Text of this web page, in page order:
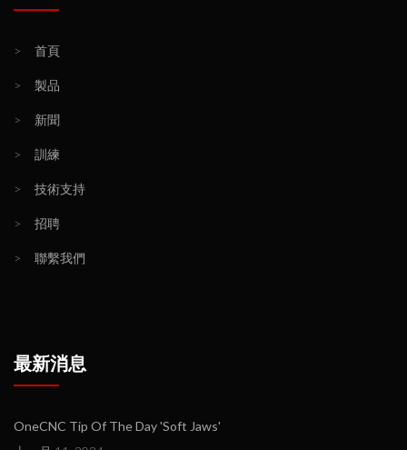
> 首頁
> 製品
> 新聞
> 訓練
> 技術支持
> 招聘
> 聯繫我們
最新消息
OneCNC Tip Of The Day 'Soft Jaws'